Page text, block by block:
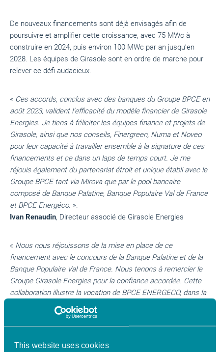
This website uses cookies
De nouveaux financements sont déjà envisagés afin de
poursuivre et amplifier cette croissance, avec 75 MWc à
construire en 2024, puis environ 100 MWc par an jusqu’en
2028. Les équipes de Girasole sont en ordre de marche pour
relever ce défi audacieux.
« Ces accords, conclus avec des banques du Groupe BPCE en
août 2023, valident l’efficacité du modèle financier de Girasole
Energies. Je tiens à féliciter les équipes finance et projets de
Girasole, ainsi que nos conseils, Finergreen, Numa et Noveo
pour leur capacité à travailler ensemble à la signature de ces
financements et ce dans un laps de temps court. Je me
réjouis également du partenariat étroit et unique établi avec le
Groupe BPCE tant via Mirova que par le pool bancaire
composé de Banque Palatine, Banque Populaire Val de France
et BPCE Energéco. ».
Ivan Renaudin, Directeur associé de Girasole Energies
« Nous nous réjouissons de la mise en place de ce
financement avec le concours de la Banque Palatine et de la
Banque Populaire Val de France. Nous tenons à remercier le
Groupe Girasole Energies pour la confiance accordée. Cette
collaboration illustre la vocation de BPCE ENERGECO, dans la
continuité de l’engagement du Groupe BPCE, de soutenir les
investissements de nos clients destinés à favoriser la
transition écologique. C’est avec beaucoup d’enthousiasme